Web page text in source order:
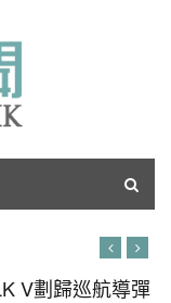
V劃歸巡航導彈